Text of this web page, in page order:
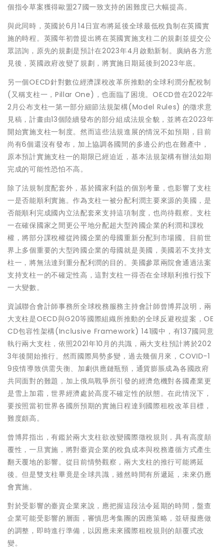
個指令草案獲得歐盟27國一致支持的困難度已大幅提高。
與此同時，英國於6月14日宣布將延後全球最低稅負制在英國實
施的時程。英國年初曾提出將在英國實施支柱二的規劃並提交公
眾諮詢，原先的規劃是預計在2023年4月啟動新制。廣納各方意
見後，英國政府改變了規劃，將實施日期延後到2023年底。
另一個OECD針對數位經濟課稅改革所推動的全球利潤分配稅制
(又稱支柱一，Pillar One)，也面臨了困境。OECD曾在2022年
2月公布支柱一第一部分細節法規架構(Model Rules) 的徵求意
見稿，計畫由13個陸續發布的部分組成法規全貌，並將在2023年
開始實施支柱一制度。然而這些法規進展的情況不如預期，目前
尚有6個還沒有發布，加上協調各國間的多邊公約也在難產中，
原本預計實施支柱一的期限已經迫近，基本法規架構有辦法如期
完成的可能性恐怕不高。
除了法規制度配套外，基於國家利益的個別考量，也影響了支柱
一是否能順利實施。作為支柱一被分配利潤主要來源的美國，是
否能順利完成國內立法配套來支持這項制度，也尚待觀察。支柱
一在確保國家之間更公平地分配超大型跨國企業的利潤和課稅
權，將部分課稅權從跨國企業的母國重新分配到市場國。目前世
界上多個重要的大型跨國企業的母國就是美國，美國若不支持支
柱一，將無法達到重分配利潤的目的。美國參眾兩院會通過法案
支持支柱一的不確定性高，這對支柱一得否在全球順利推行投下
一大變數。
資誠聯合會計師事務所全球稅務服務主持會計師曾博昇說明，兩
大支柱是OECD與G20等國際組織所推動的全球反避稅提案，OE
CD包容性架構(Inclusive Framework) 141國中，有137國同意
執行兩大支柱，依照2021年10月的共識，兩大支柱預計將於202
3年後開始推行。然而國際局勢多變，過去幾個月來，COVID-1
9疫情導致供需失衡、加劇供應鏈瓶頸，通貨膨脹成為各國政府
共同面對的難題，加上俄烏戰爭所引發的經濟危機對各國產業更
是雪上加霜，世界經濟處於高度不確定性的狀態。在此情況下，
要按照當初世界各國所預期的實施日程達到國際租稅改革目標，
難度頗高。
曾博昇指出，有鑑於兩大支柱欲改變國際徵稅規則，具有高度顛
覆性，一旦實施，將對臺資企業的稅負成本與稅務遵循方式產生
翻天覆地的影響。從目前情勢觀察，兩大支柱的推行可能將延
後。但是雙支柱畢竟是全球共識，雖然時間有所遞延，未來仍應
會實施。
對於受影響的臺資企業來說，應把握這段法令延期的時間，盤查
企業可能受影響的層面，審慎思考集團的因應策略，並研擬應做
的調整，即時進行準備，以因應未來國際租稅規則的顛覆式改
變。